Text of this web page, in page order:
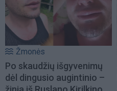
Žmonės
Po skaudžių išgyvenimų
dėl dingusio augintinio –